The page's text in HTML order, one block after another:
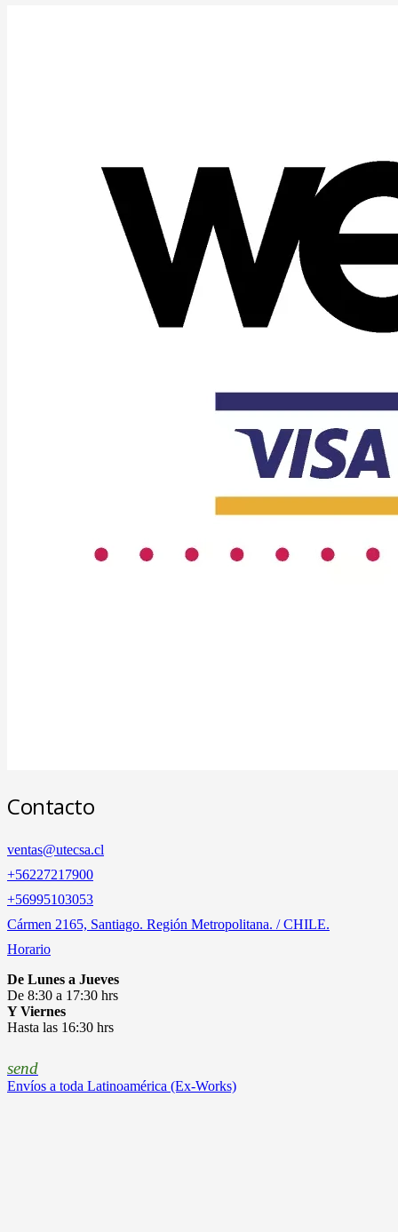
Contacto
ventas@utecsa.cl
+56227217900
‎+56995103053
Cármen 2165, Santiago. Región Metropolitana. / CHILE.
Horario
De Lunes a Jueves
De 8:30 a 17:30 hrs
Y Viernes
Hasta las 16:30 hrs
send
Envíos a toda Latinoamérica (Ex-Works)